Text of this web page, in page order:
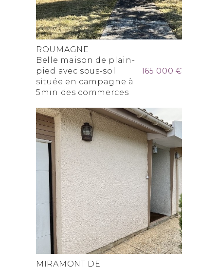
ROUMAGNE
Belle maison de plain-
pied avec sous-sol
située en campagne à
5min des commerces
165 000 €
MIRAMONT DE